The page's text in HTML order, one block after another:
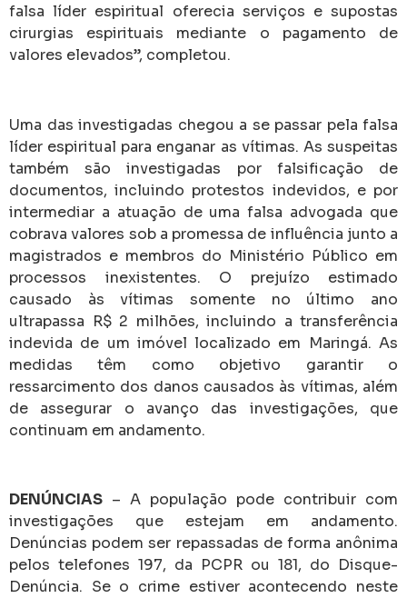
falsa líder espiritual oferecia serviços e supostas
cirurgias espirituais mediante o pagamento de
valores elevados”, completou.
Uma das investigadas chegou a se passar pela falsa
líder espiritual para enganar as vítimas. As suspeitas
também são investigadas por falsificação de
documentos, incluindo protestos indevidos, e por
intermediar a atuação de uma falsa advogada que
cobrava valores sob a promessa de influência junto a
magistrados e membros do Ministério Público em
processos inexistentes. O prejuízo estimado
causado às vítimas somente no último ano
ultrapassa R$ 2 milhões, incluindo a transferência
indevida de um imóvel localizado em Maringá. As
medidas têm como objetivo garantir o
ressarcimento dos danos causados às vítimas, além
de assegurar o avanço das investigações, que
continuam em andamento.
DENÚNCIAS – A população pode contribuir com
investigações que estejam em andamento.
Denúncias podem ser repassadas de forma anônima
pelos telefones 197, da PCPR ou 181, do Disque-
Denúncia. Se o crime estiver acontecendo neste